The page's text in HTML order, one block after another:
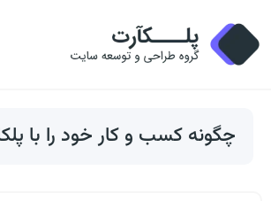
چگونه کسب و کار خود را با